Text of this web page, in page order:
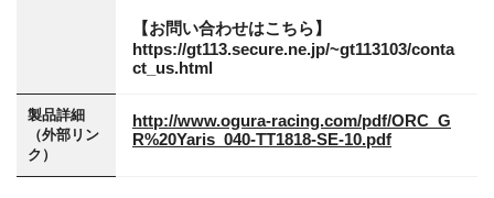
【お問い合わせはこちら】
https://gt113.secure.ne.jp/~gt113103/conta
ct_us.html
製品詳細
（外部リン
ク）
http://www.ogura-racing.com/pdf/ORC_G
R%20Yaris_040-TT1818-SE-10.pdf